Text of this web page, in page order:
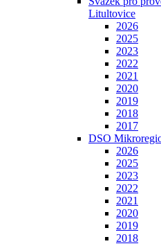
Litultovice
2026
2025
2023
2022
2021
2020
2019
2018
2017
DSO
2026
2025
2023
2022
2021
2020
2019
2018